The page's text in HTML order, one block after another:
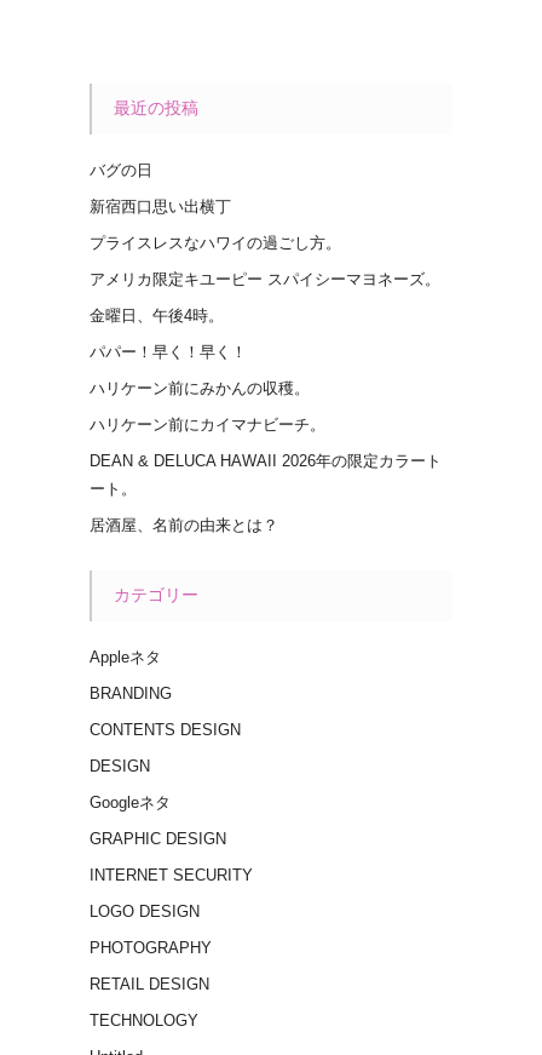
最近の投稿
バグの日
新宿西口思い出横丁
プライスレスなハワイの過ごし方。
アメリカ限定キユーピー スパイシーマヨネーズ。
金曜日、午後4時。
パパー！早く！早く！
ハリケーン前にみかんの収穫。
ハリケーン前にカイマナビーチ。
DEAN & DELUCA HAWAII 2026年の限定カラート
ート。
居酒屋、名前の由来とは？
カテゴリー
Appleネタ
BRANDING
CONTENTS DESIGN
DESIGN
Googleネタ
GRAPHIC DESIGN
INTERNET SECURITY
LOGO DESIGN
PHOTOGRAPHY
RETAIL DESIGN
TECHNOLOGY